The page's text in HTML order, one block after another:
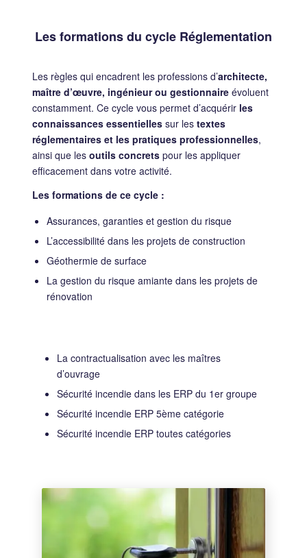
Les formations du cycle Réglementation
Les règles qui encadrent les professions d’architecte,
maître d’œuvre, ingénieur ou gestionnaireévoluent
constamment. Ce cycle vous permet d’acquérir les
connaissances essentiellessur les textes
réglementaires et les pratiques professionnelles,
ainsi que les outils concretspour les appliquer
efficacement dans votre activité.
Les formations de ce cycle :
Assurances, garanties et gestion du risque
L’accessibilité dans les projets de construction
Géothermie de surface
La gestion du risque amiante dans les projets de
rénovation
La contractualisation avec les maîtres
d’ouvrage
Sécurité incendie dans les ERP du 1er groupe
Sécurité incendie ERP 5ème catégorie
Sécurité incendie ERP toutes catégories